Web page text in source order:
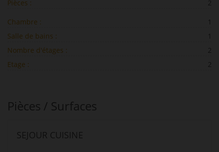
Pièces :
2
Chambre :
Salle de bains :
Nombre d'étages :
2
Etage :
2
Pièces / Surfaces
SEJOUR CUISINE